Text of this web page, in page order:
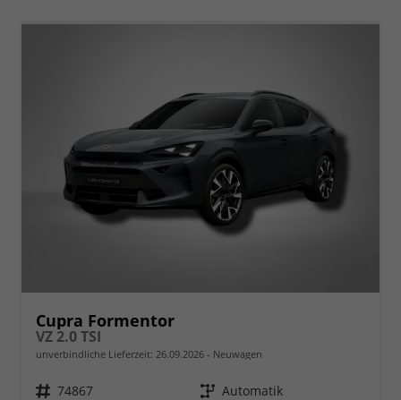
Cupra Formentor
VZ 2.0 TSI
unverbindliche Lieferzeit: 26.09.2026 Neuwagen
Fahrzeugnr. 74867 Getriebe Automatik